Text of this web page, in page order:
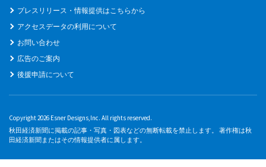
プレスリリース・情報提供はこちらから
アクセスデータの利用について
お問い合わせ
広告のご案内
後援申請について
Copyright 2026 Esner Designs,Inc. All rights reserved.
秋田経済新聞に掲載の記事・写真・図表などの無断転載を禁止します。 著作権は秋
田経済新聞またはその情報提供者に属します。